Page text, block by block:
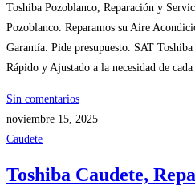
Toshiba Pozoblanco, Reparación y
Pozoblanco. Reparamos su Aire
Garantía. Pide presupuesto. SAT
Rápido y Ajustado a la necesidad de
Sin comentarios
noviembre 15, 2025
Caudete
Toshiba Caudete,